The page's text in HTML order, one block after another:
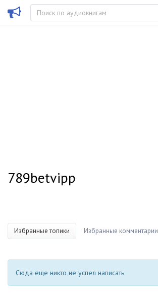
789betvipp
Избранные топики Избранные комментарии
Сюда еще никто не успел написать